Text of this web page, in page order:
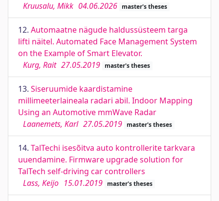
Kruusalu, Mikk 04.06.2026 master's theses
12. Automaatne nägude haldussüsteem targa
lifti näitel. Automated Face Management System
on the Example of Smart Elevator.
Kurg, Rait 27.05.2019 master's theses
13. Siseruumide kaardistamine
millimeeterlaineala radari abil. Indoor Mapping
Using an Automotive mmWave Radar
Laanemets, Karl 27.05.2019 master's theses
14. TalTechi isesõitva auto kontrollerite tarkvara
uuendamine. Firmware upgrade solution for
TalTech self-driving car controllers
Lass, Keijo 15.01.2019 master's theses